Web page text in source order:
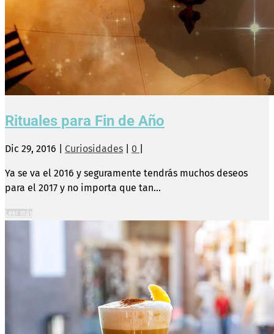
Rituales para Fin de Año
Dic 29, 2016 Curiosidades 0
Ya se va el 2016 y seguramente tendrás muchos deseos
para el 2017 y no importa que tan...
Leer más